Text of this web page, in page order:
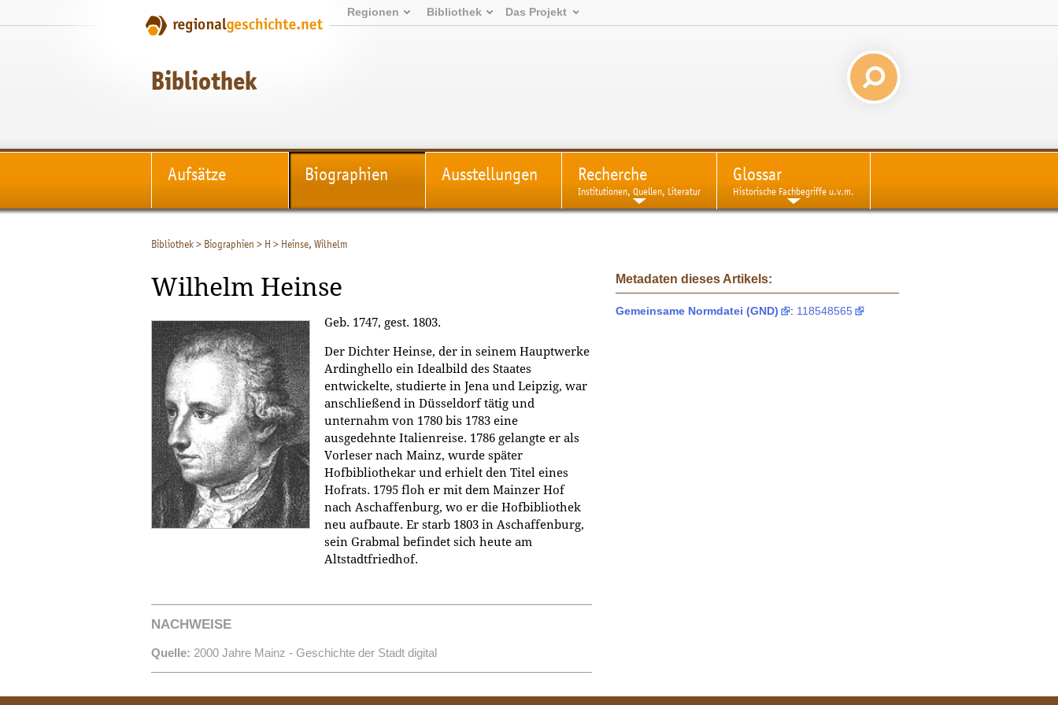
Regionen Bibliothek Das Projekt
Bibliothek
Aufsätze Biographien Ausstellungen Recherche
Institutionen, Quellen, Literatur
Glossar
Historische Fachbegriffe u.v.m.
Bibliothek> Biographien > H > Heinse, Wilhelm
Wilhelm Heinse
Geb. 1747, gest. 1803.
Der Dichter Heinse, der in seinem Hauptwerke
Ardinghello ein Idealbild des Staates
entwickelte, studierte in Jena und Leipzig, war
anschließend in Düsseldorf tätig und
unternahm von 1780 bis 1783 eine
ausgedehnte Italienreise. 1786 gelangte er als
Vorleser nach Mainz, wurde später
Hofbibliothekar und erhielt den Titel eines
Hofrats. 1795 floh er mit dem Mainzer Hof
nach Aschaffenburg, wo er die Hofbibliothek
neu aufbaute. Er starb 1803 in Aschaffenburg,
sein Grabmal befindet sich heute am
Altstadtfriedhof.
NACHWEISE
Quelle: 2000 Jahre Mainz - Geschichte der Stadt digital
Metadaten dieses Artikels:
Gemeinsame Normdatei (GND) : 118548565